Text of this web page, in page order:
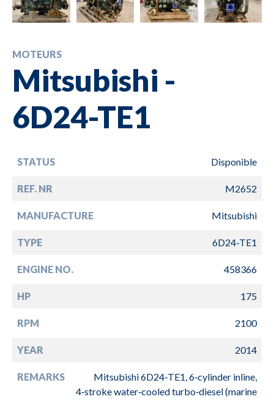
MOTEURS
Mitsubishi -
6D24-TE1
STATUS Disponible
REF. NR M2652
MANUFACTURE Mitsubishi
TYPE 6D24-TE1
ENGINE NO. 458366
HP 175
RPM 2100
YEAR 2014
REMARKS
Mitsubishi 6D24-TE1, 6‑cylinder inline,
4‑stroke water‑cooled turbo‑diesel (marine